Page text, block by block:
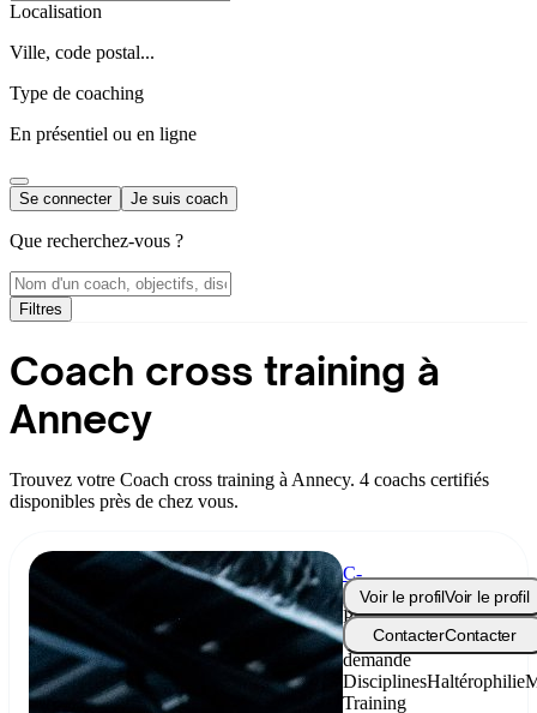
Localisation
Ville, code postal...
Type de coaching
En présentiel ou en ligne
Se connecter Je suis coach
Que recherchez-vous ?
Filtres
Coach cross training à
Annecy
Trouvez votre Coach cross training à Annecy. 4 coachs certifiés
disponibles près de chez vous.
C-
Real
Prix
sur
demande
DisciplinesHaltérophilie
Training
Voir le profilVoir le profil
ContacterContacter